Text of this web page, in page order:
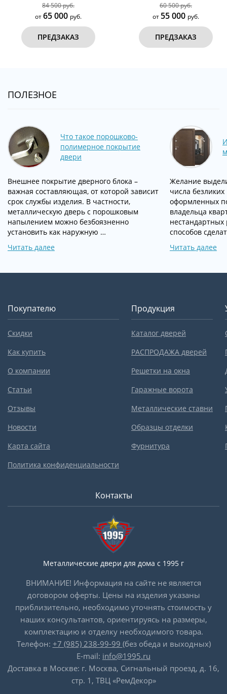
84 500 руб.
от65 000 руб.
ПРЕДЗАКАЗ
60 500 руб.
от 55 000 руб.
ПРЕДЗАКАЗ
ПОЛЕЗНОЕ
Что такое порошково-
полимерное покрытие
двери
Внешнее покрытие дверного блока –
важная составляющая, от которой зависит
срок службы изделия. В частности,
металлическую дверь с порошковым
напылением можно безбоязненно
установить как наружную …
Читать далее
Желание
числа
оформленных
владельца
способов
Читать далее
Покупателю
Скидки
Как купить
О компании
Статьи
Отзывы
Новости
Карта сайта
Политика конфиденциальности
Продукция
Каталог дверей
РАСПРОДАЖА дверей
Решетки на окна
Гаражные ворота
Металлические ставни
Образцы отделки
Фурнитура
Контакты
Металлические двери для дома с 1995 г
ВНИМАНИЕ! Информация на сайте не является
договором оферты. Цены на изделия указаны
приблизительно, необходимо уточнять стоимость у
наших консультантов, ориентируясь на размеры,
комплектацию и отделку необходимого товара.
Телефон: +7 (985) 238-99-99 (без обеда и выходных)
E-mail: info@1995.ru
Доставка в Москве: г. Москва, Сигнальный проезд, д. 16,
стр. 1, ТВЦ «РемДекор»